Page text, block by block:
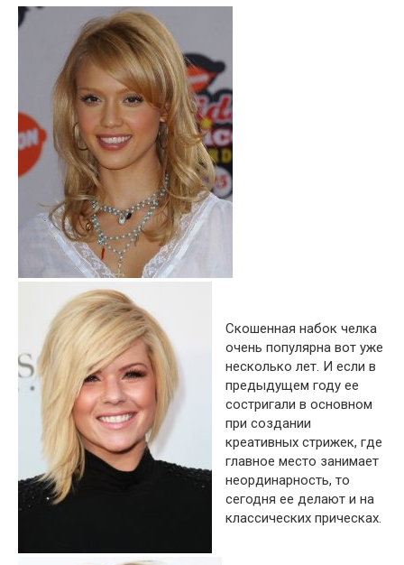
Скошенная набок челка
очень популярна вот уже
несколько лет. И если в
предыдущем году ее
состригали в основном
при создании
креативных стрижек, где
главное место занимает
неординарность, то
сегодня ее делают и на
классических прическах.